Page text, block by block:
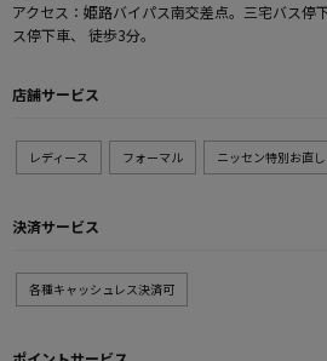
アクセス：姫路バイパス南交差点。三宅バス停
ス停下車、 徒歩3分。
店舗サービス
レディース フォーマル ニッセン特別お直し
決済サービス
各種キャッシュレス決済可